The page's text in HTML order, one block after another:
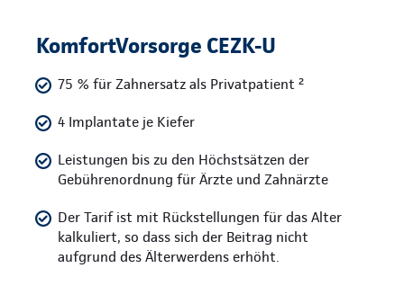
KomfortVorsorge CEZK-U
75 % für Zahnersatz als Privatpatient ²
4 Implantate je Kiefer
Leistungen bis zu den Höchstsätzen der
Gebührenordnung für Ärzte und Zahnärzte
Der Tarif ist mit Rückstellungen für das Alter
kalkuliert, so dass sich der Beitrag nicht
aufgrund des Älterwerdens erhöht.